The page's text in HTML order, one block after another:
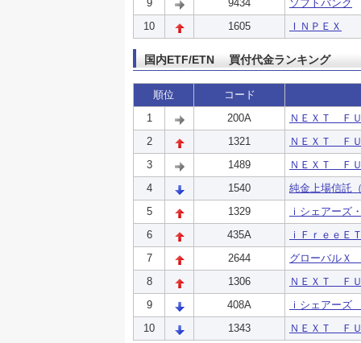
9
9434
ソフトバンク
10
1605 ＩＮＰＥＸ
国内ETF/ETN 買付代金ランキング
順位
コード
1
200A
ＮＥＸＴ Ｆ
2
1321
ＮＥＸＴ Ｆ
3
1489
ＮＥＸＴ Ｆ
4
1540
純金上場信託
5
1329
ｉシェアー
6
435A
ｉＦｒｅｅＥ
7
2644
グローバルＸ
8
1306
ＮＥＸＴ Ｆ
9
408A
ｉシェアー
10
1343 ＮＥＸＴ Ｆ